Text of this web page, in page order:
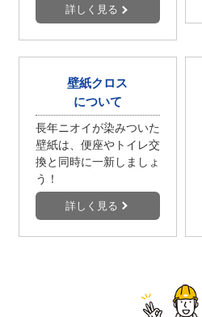
詳しく見る
壁紙クロス
について
長年ニオイが染みついた
壁紙は、便座やトイレ交
換と同時に一新しましょ
う！
詳しく見る